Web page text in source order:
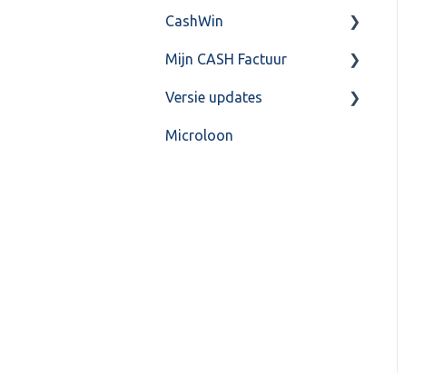
CashWin
Overig
Mijn CASH Factuur
Facturatie Loonportal(
Versie updates
CashWeb updates 2025
Microloon